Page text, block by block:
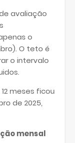
avaliação
o
O teto é
o intervalo
meses ficou
de 2025,
mensal